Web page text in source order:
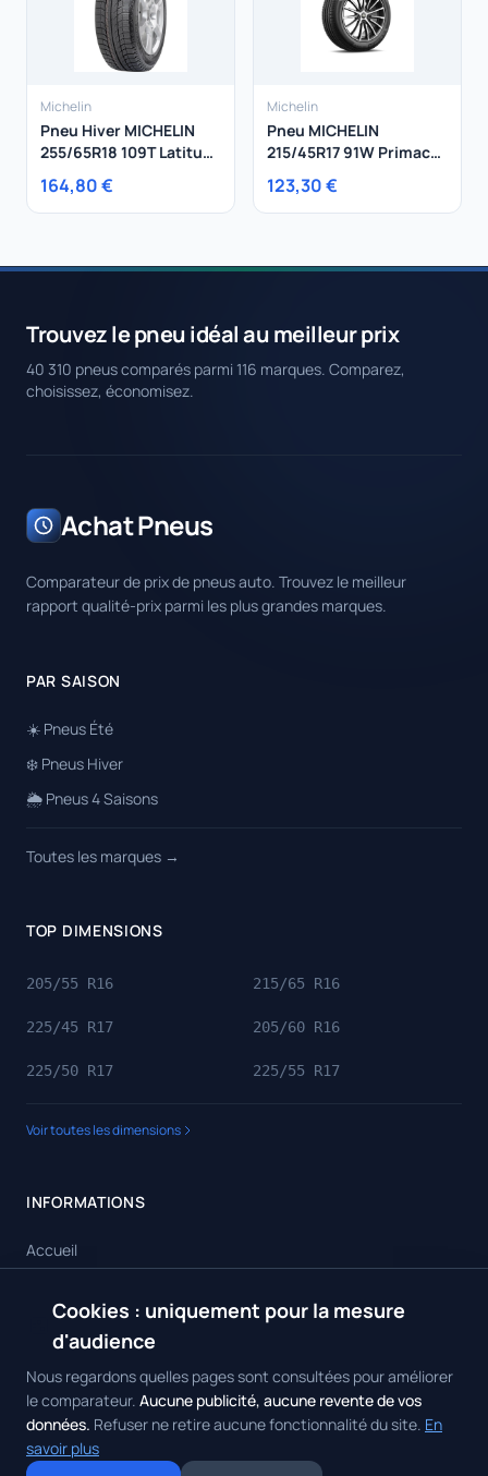
Michelin
Pneu Hiver MICHELIN
255/65R18 109T Latitude
X-Ice Xi2
164,80 €
Michelin
Pneu MICHELIN
215/45R17 91W Primacy
4+ XL
123,30 €
Trouvez le pneu idéal au meilleur prix
40 310 pneus comparés parmi 116 marques. Comparez,
choisissez, économisez.
Achat Pneus
Comparateur de prix de pneus auto. Trouvez le meilleur
rapport qualité-prix parmi les plus grandes marques.
PAR SAISON
☀️ Pneus Été
❄️ Pneus Hiver
🌦️ Pneus 4 Saisons
Toutes les marques →
TOP DIMENSIONS
205/55 R16 215/65 R16
225/45 R17 205/60 R16
225/50 R17 225/55 R17
Voir toutes les dimensions
INFORMATIONS
Accueil
Toutes les marques
Contact
Cookies : uniquement pour la mesure
d'audience
Nous regardons quelles pages sont consultées pour améliorer
le comparateur. Aucune publicité, aucune revente de vos
données. Refuser ne retire aucune fonctionnalité du site. En
savoir plus